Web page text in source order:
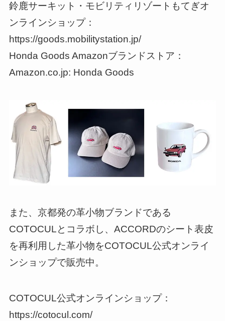
鈴鹿サーキット・モビリティリゾートもてぎオ
ンラインショップ：
https://goods.mobilitystation.jp/
Honda Goods Amazonブランドストア：
Amazon.co.jp: Honda Goods
また、京都発の革小物ブランドである
COTOCULとコラボし、ACCORDのシート表皮
を再利用した革小物をCOTOCUL公式オンライ
ンショップで販売中。
COTOCUL公式オンラインショップ：
https://cotocul.com/